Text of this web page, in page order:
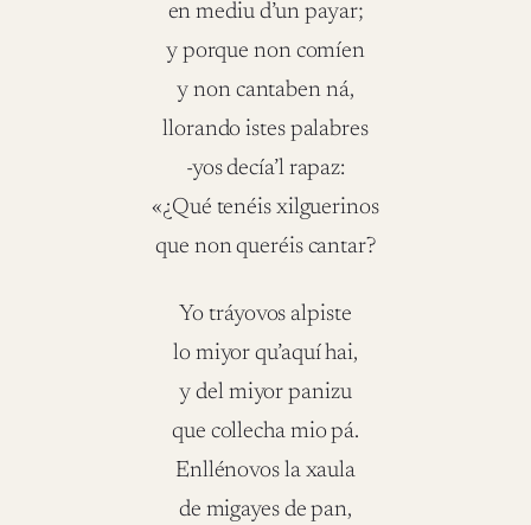
en mediu d’un payar;
y porque non comíen
y non cantaben ná,
llorando istes palabres
-yos decía’l rapaz:
«¿Qué tenéis xilguerinos
que non queréis cantar?
Yo tráyovos alpiste
lo miyor qu’aquí hai,
y del miyor panizu
que collecha mio pá.
Enllénovos la xaula
de migayes de pan,